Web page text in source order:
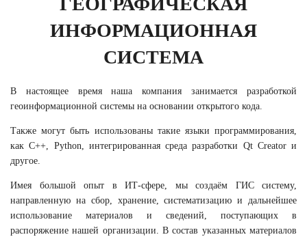
ИНФОРМАЦИОННАЯ
СИСТЕМА
В настоящее время наша компания занимается разработкой
геоинформационной системы на основании открытого кода.
Также могут быть использованы такие языки программирования,
как С++, Python, интегрированная среда разработки Qt Creator и
другое.
Имея большой опыт в ИТ-сфере, мы создаём ГИС систему,
направленную на сбор, хранение, систематизацию и дальнейшее
использование материалов и сведений, поступающих в
распоряжение нашей организации. В состав указанных материалов